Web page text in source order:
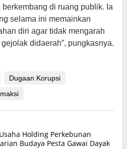
di ruang publik. Ia
selama ini memainkan
diri agar tidak mengarah
didaerah”, pungkasnya.
Dugaan Korupsi
Holding Perkebunan
Budaya Pesta Gawai Dayak